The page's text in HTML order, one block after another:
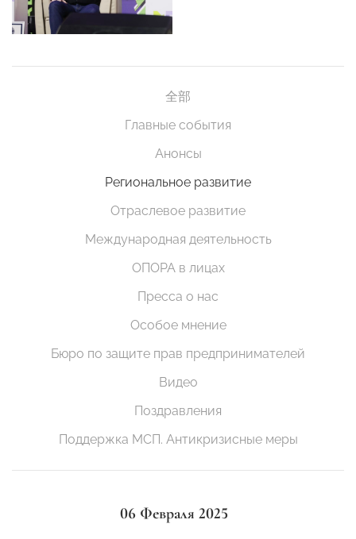
全部
Главные события
Анонсы
Региональное развитие
Отраслевое развитие
Международная деятельность
ОПОРА в лицах
Пресса о нас
Особое мнение
Бюро по защите прав предпринимателей
Видео
Поздравления
Поддержка МСП. Антикризисные меры
06 Февраля 2025